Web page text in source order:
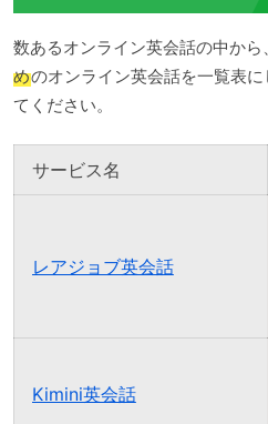
数あるオンライン英会話の中から、
めのオンライン英会話を一覧表
てください。
サービス名
レアジョブ英会話
Kimini英会話